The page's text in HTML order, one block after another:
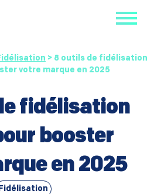
> 8 outils de fidélisation
votre marque en 2025
fidélisation
booster
en 2025